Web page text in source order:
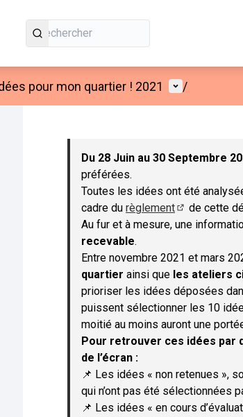
pour mon quartier ! 2021 Menu
/
Passer la carte
Du 28 Juin au 30 Septembre
préférées.
Toutes les idées ont été
cadre du règlement
(S'ouvre
de cette
Au fur et à mesure, une
recevable.
Entre novembre 2021 et mars
quartier ainsi que les ateliers
prioriser les idées déposées
puissent sélectionner les 10
moitié au moins auront une
Pour retrouver ces idées par
de l’écran :
📌 Les idées « non retenues »,
qui n’ont pas été sélectionnées
📌 Les idées « en cours